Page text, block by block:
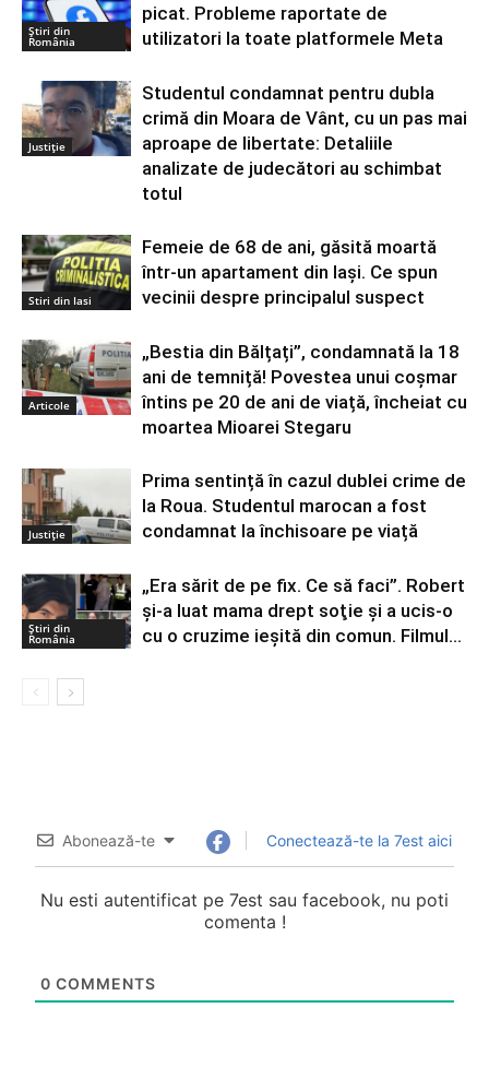
Știri din
România
picat. Probleme raportate de
utilizatori la toate platformele Meta
Justiție
Studentul condamnat pentru dubla
crimă din Moara de Vânt, cu un pas mai
aproape de libertate: Detaliile
analizate de judecători au schimbat
totul
Stiri din Iasi
Femeie de 68 de ani, găsită moartă
într-un apartament din Iaşi. Ce spun
vecinii despre principalul suspect
Articole
„Bestia din Bălțați”, condamnată la 18
ani de temniță! Povestea unui coșmar
întins pe 20 de ani de viață, încheiat cu
moartea Mioarei Stegaru
Justiție
Prima sentință în cazul dublei crime de
la Roua. Studentul marocan a fost
condamnat la închisoare pe viață
Știri din
România
„Era sărit de pe fix. Ce să faci”. Robert
şi-a luat mama drept soţie şi a ucis-o
cu o cruzime ieşită din comun. Filmul...
Abonează-te Conectează-te la 7est aici
Nu esti autentificat pe 7est sau facebook, nu poti
comenta !
0 COMMENTS